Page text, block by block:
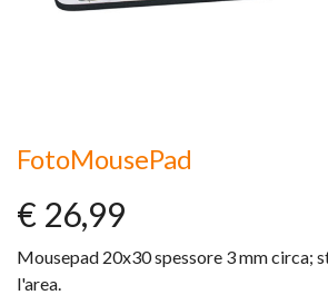
FotoMousePad
€ 26,99
Mousepad 20x30 spessore 3 mm circa;
l'area.